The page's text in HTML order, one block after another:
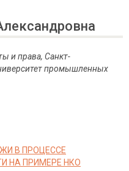
и права, Санкт-
промышленных
В ПРОЦЕССЕ
НА ПРИМЕРЕ НКО